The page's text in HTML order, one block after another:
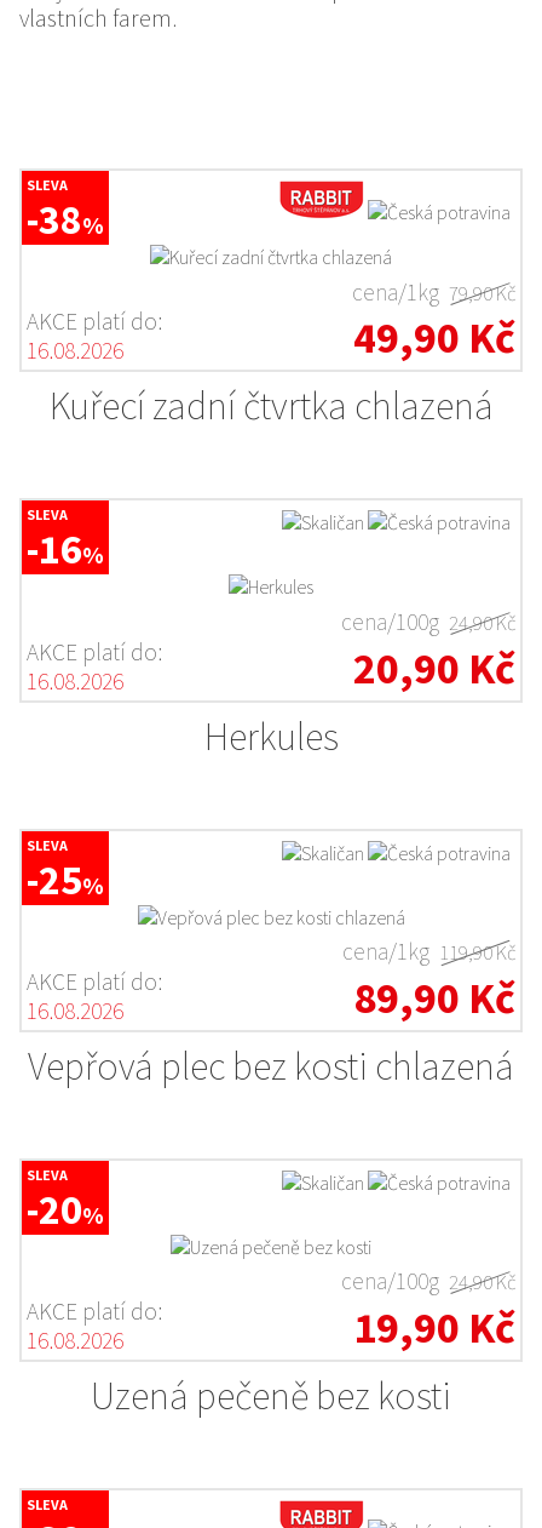
vlastních farem.
SLEVA
-38%
cena/1kg 79,90 Kč
AKCE platí do:
16.08.2026
49,90 Kč
Kuřecí zadní čtvrtka chlazená
SLEVA
-16%
cena/100g 24,90 Kč
AKCE platí do:
16.08.2026
20,90 Kč
Herkules
SLEVA
-25%
cena/1kg 119,90 Kč
AKCE platí do:
16.08.2026
89,90 Kč
Vepřová plec bez kosti chlazená
SLEVA
-20%
cena/100g 24,90 Kč
AKCE platí do:
16.08.2026
19,90 Kč
Uzená pečeně bez kosti
SLEVA